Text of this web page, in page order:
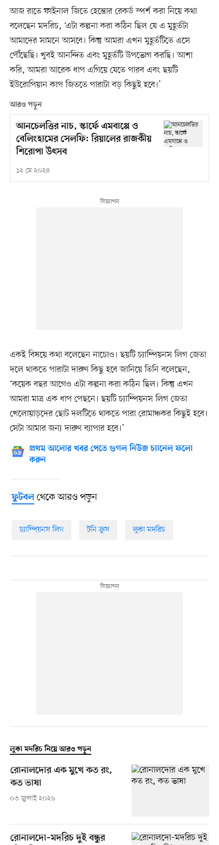
আজ রাতে ফাইনাল জিতে হেন্তোর রেকর্ড স্পর্শ করা নিয়ে কথা
বলেছেন মদরিচ, ‘এটা কল্পনা করা কঠিন ছিল যে এ মুহূর্তটা
আমাদের সামনে আসবে। কিন্তু আমরা এখন মুহূর্তটিতে এসে
পৌঁছেছি। খুবই আনন্দিত এবং মুহূর্তটি উপভোগ করছি। আশা
করি, আমরা আরেক ধাপ এগিয়ে যেতে পারব এবং ছয়টি
ইউরোপিয়ান কাপ জিততে পারাটা বড় কিছুই হবে।’
আরও পড়ুন
আনচেলত্তির নাচ, স্কার্ফে এমবাপ্পে ও
বেলিংহামের সেলফি: রিয়ালের রাজকীয়
শিরোপা উৎসব
১২ মে ২০২৪
একই বিষয়ে কথা বলেছেন নাচোও। ছয়টি চ্যাম্পিয়নস লিগ জেতা
দলে থাকতে পারাটা দারুণ কিছু হবে জানিয়ে তিনি বলেছেন,
‘কয়েক বছর আগেও এটা কল্পনা করা কঠিন ছিল। কিন্তু এখন
আমরা মাত্র এক ধাপ পেছনে। ছয়টি চ্যাম্পিয়নস লিগ জেতা
খেলোয়াড়দের ছোট দলটিতে থাকতে পারা রোমাঞ্চকর কিছুই হবে।
সেটা আমার জন্য দারুণ ব্যাপার হবে।’
প্রথম আলোর খবর পেতে গুগল নিউজ চ্যানেল ফলো
করুন
ফুটবলথেকে আরও পড়ুন
চ্যাম্পিয়নস লিগ টনি ক্রুস লুকা মদরিচ
লুকা মদরিচ নিয়ে আরও পড়ুন
রোনালদোর এক মুখে কত রং,
কত ভাষা
০৩ জুলাই ২০২৬
রোনালদো–মদরিচ দুই বন্ধুর